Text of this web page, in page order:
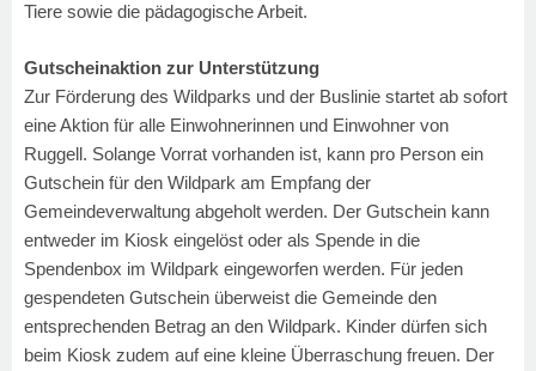
Tiere sowie die pädagogische Arbeit.
Gutscheinaktion zur Unterstützung
Zur Förderung des Wildparks und der Buslinie startet ab sofort
eine Aktion für alle Einwohnerinnen und Einwohner von
Ruggell. Solange Vorrat vorhanden ist, kann pro Person ein
Gutschein für den Wildpark am Empfang der
Gemeindeverwaltung abgeholt werden. Der Gutschein kann
entweder im Kiosk eingelöst oder als Spende in die
Spendenbox im Wildpark eingeworfen werden. Für jeden
gespendeten Gutschein überweist die Gemeinde den
entsprechenden Betrag an den Wildpark. Kinder dürfen sich
beim Kiosk zudem auf eine kleine Überraschung freuen. Der